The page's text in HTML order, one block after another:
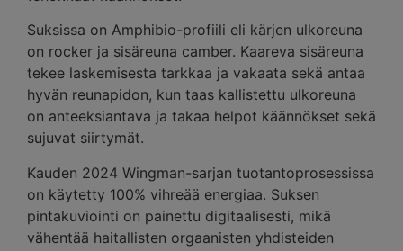
Suksissa on Amphibio-profiili eli kärjen ulkoreuna
on rocker ja sisäreuna camber. Kaareva sisäreuna
tekee laskemisesta tarkkaa ja vakaata sekä antaa
hyvän reunapidon, kun taas kallistettu ulkoreuna
on anteeksiantava ja takaa helpot käännökset sekä
sujuvat siirtymät.
Kauden 2024 Wingman-sarjan tuotantoprosessissa
on käytetty 100% vihreää energiaa. Suksen
pintakuviointi on painettu digitaalisesti, mikä
vähentää haitallisten orgaanisten yhdisteiden